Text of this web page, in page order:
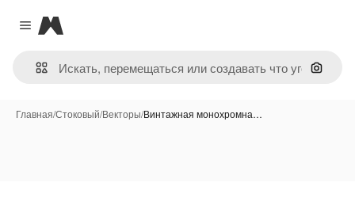
Close menu
Magnific
Поиск
Главная/Стоковый/Векторы/Винтажная монохромна…